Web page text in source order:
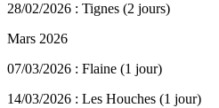
28/02/2026 : Tignes (2 jours)
Mars 2026
07/03/2026 : Flaine (1 jour)
14/03/2026 : Les Houches (1 jour)